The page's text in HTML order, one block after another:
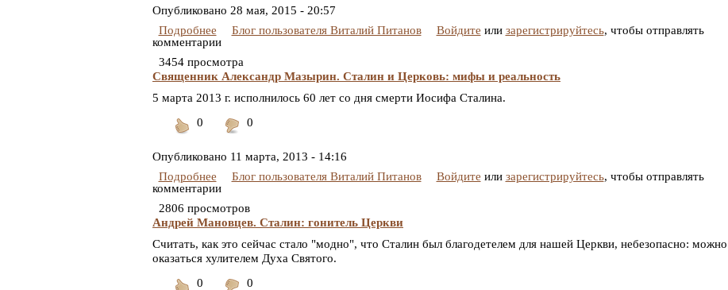
понравилось
Опубликовано 28 мая, 2015 - 20:57
Подробнее
Блог пользователя Виталий Питанов Войдите или зарегистрируйтесь, чтобы отправлять
комментарии
3454 просмотра
Священник Александр Мазырин. Сталин и Церковь: мифы и реальность
5 марта 2013 г. исполнилось 60 лет со дня смерти Иосифа Сталина.
0
понравилось
0
Опубликовано 11 марта, 2013 - 14:16
Подробнее
Блог пользователя Виталий Питанов Войдите или зарегистрируйтесь, чтобы отправлять
комментарии
2806 просмотров
Андрей Мановцев. Сталин: гонитель Церкви
Считать, как это сейчас стало "модно", что Сталин был благодетелем для нашей Церкви, небезопасно: можно
оказаться хулителем Духа Святого.
0
0